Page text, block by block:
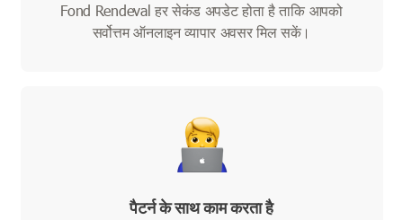
Fond Rendeval हर सेकंड अपडेट होता है ताकि आपको
सर्वोत्तम ऑनलाइन व्यापार अवसर मिल सकें।
पैटर्न के साथ काम करता है